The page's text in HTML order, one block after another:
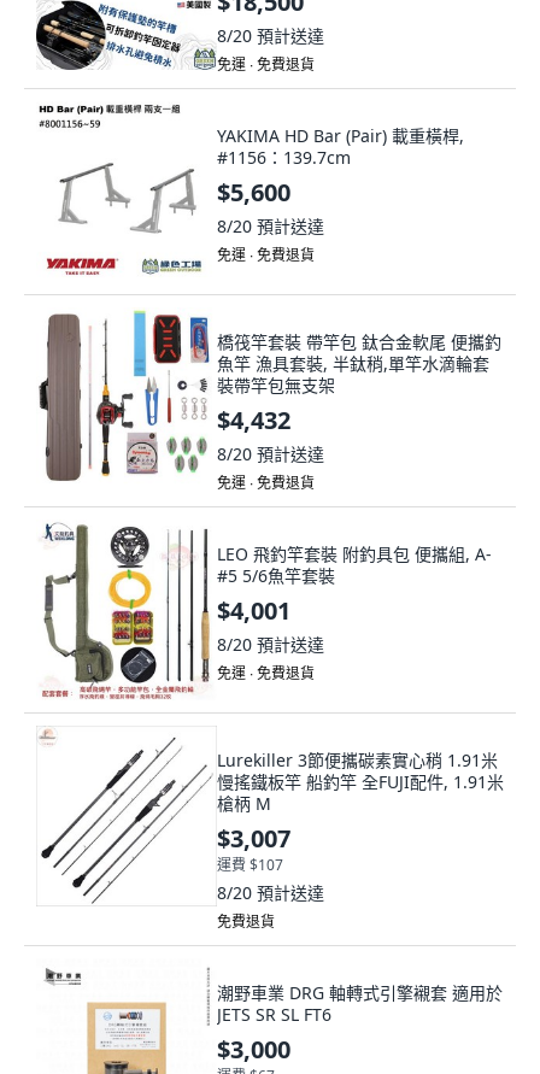
8/20 預計送達
免運 ∙ 免費退貨
YAKIMA HD Bar (Pair) 載重橫桿,
#1156：139.7cm
$5,600
8/20 預計送達
免運 ∙ 免費退貨
橋筏竿套裝 帶竿包 鈦合金軟尾 便攜釣
魚竿 漁具套裝, 半鈦稍,單竿水滴輪套
裝帶竿包無支架
$4,432
8/20 預計送達
免運 ∙ 免費退貨
LEO 飛釣竿套裝 附釣具包 便攜組, A-
#5 5/6魚竿套裝
$4,001
8/20 預計送達
免運 ∙ 免費退貨
Lurekiller 3節便攜碳素實心稍 1.91米
慢搖鐵板竿 船釣竿 全FUJI配件, 1.91米
槍柄 M
$3,007
運費 $107
8/20 預計送達
免費退貨
潮野車業 DRG 軸轉式引擎襯套 適用於
JETS SR SL FT6
$3,000